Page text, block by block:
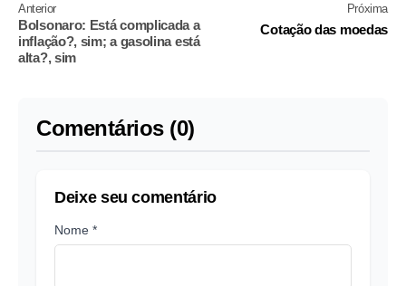
Anterior
Bolsonaro: Está complicada a
inflação?, sim; a gasolina está
alta?, sim
Próxima
Cotação das moedas
Comentários (0)
Deixe seu comentário
Nome *